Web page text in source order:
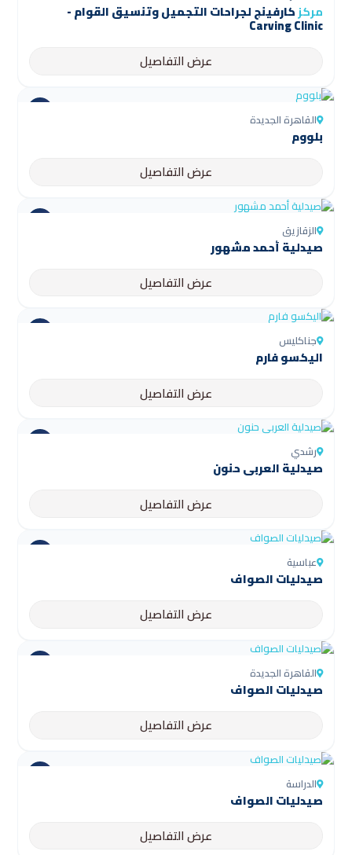
مركزكارفينج لجراحات التجميل وتنسيق القوام -
Carving Clinic
عرض التفاصيل
القاهرة الجديدة
بلووم
عرض التفاصيل
الزقازيق
صيدلية أحمد مشهور
عرض التفاصيل
جناكليس
اليكسو فارم
عرض التفاصيل
رشدي
صيدلية العربى حنون
عرض التفاصيل
عباسية
صيدليات الصواف
عرض التفاصيل
القاهرة الجديدة
صيدليات الصواف
عرض التفاصيل
الدراسة
صيدليات الصواف
عرض التفاصيل